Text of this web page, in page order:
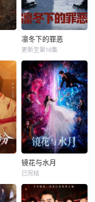
凛冬下的罪恶
更新至第16集
镜花与水月
已完结